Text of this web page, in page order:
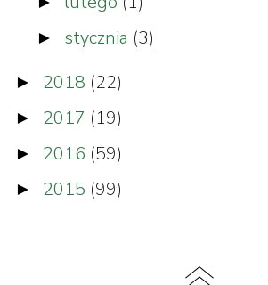
► stycznia (3)
► 2018 (22)
► 2017 (19)
► 2016 (59)
► 2015 (99)